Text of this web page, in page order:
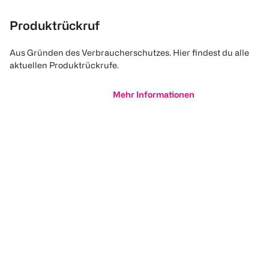
Produktrückruf
Aus Gründen des Verbraucherschutzes. Hier findest du alle
aktuellen Produktrückrufe.
Mehr Informationen